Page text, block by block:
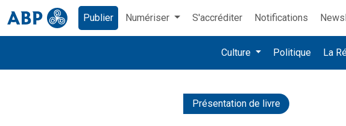
Publier Numériser S'accréditer Notifications
Culture Politique La
Présentation de livre